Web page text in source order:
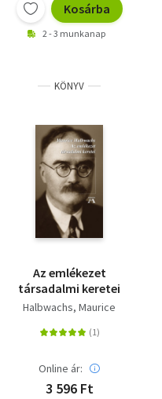
Kosárba
2 - 3 munkanap
KÖNYV
Az emlékezet
társadalmi keretei
Halbwachs, Maurice
Online ár:
3 596 Ft